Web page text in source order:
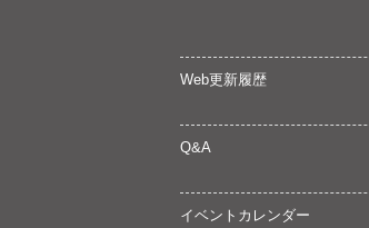
Web更新履歴
Q&A
イベントカレンダー